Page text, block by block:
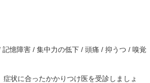
憶障害 / 集中力の低下 / 頭痛 / 抑うつ / 嗅覚
状に合ったかかりつけ医を受診しましょ